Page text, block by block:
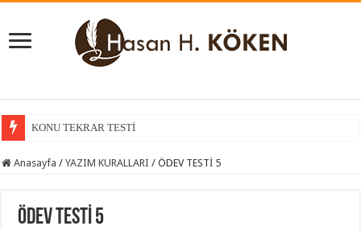
KONU TEKRAR TESTİ
KONU KAVRAMA TESTİ
Anasayfa / YAZIM KURALLARI / ÖDEV TESTİ 5
ÖDEV TESTİ 5